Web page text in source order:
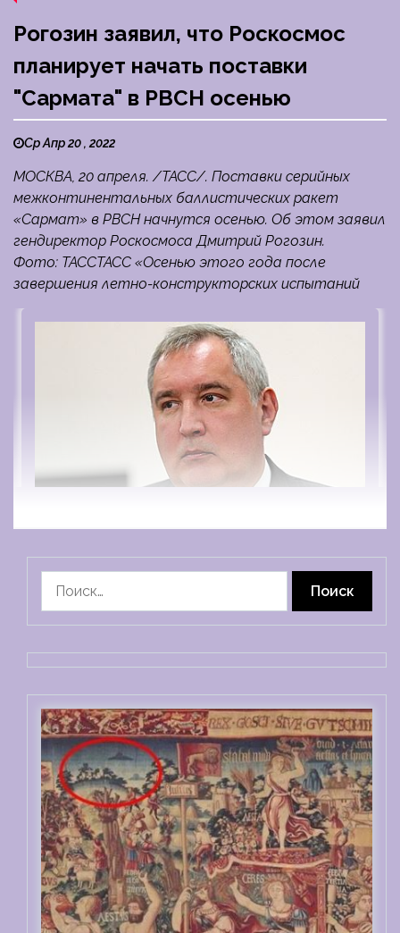
Рогозин заявил, что Роскосмос
планирует начать поставки
"Сармата" в РВСН осенью
Ср Апр 20 , 2022
МОСКВА, 20 апреля. /ТАСС/. Поставки серийных
межконтинентальных баллистических ракет
«Сармат» в РВСН начнутся осенью. Об этом заявил
гендиректор Роскосмоса Дмитрий Рогозин.
Фото: ТАССТАСС «Осенью этого года после
завершения летно-конструкторских испытаний